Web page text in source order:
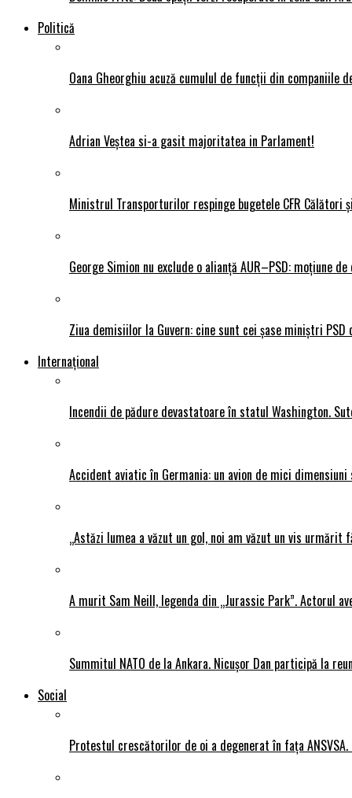
Politică
Oana Gheorghiu acuză cumulul de funcții din companiile
Adrian Veștea si-a gasit majoritatea in Parlament!
Ministrul Transporturilor respinge bugetele CFR Călători
George Simion nu exclude o alianță AUR–PSD: moțiune
Ziua demisiilor la Guvern: cine sunt cei șase miniștri PSD
Internațional
Incendii de pădure devastatoare în statul Washington.
Accident aviatic în Germania: un avion de mici
„Astăzi lumea a văzut un gol, noi am văzut un vis
A murit Sam Neill, legenda din „Jurassic Park”. Actorul
Summitul NATO de la Ankara. Nicușor Dan participă la
Social
Protestul crescătorilor de oi a degenerat în fața